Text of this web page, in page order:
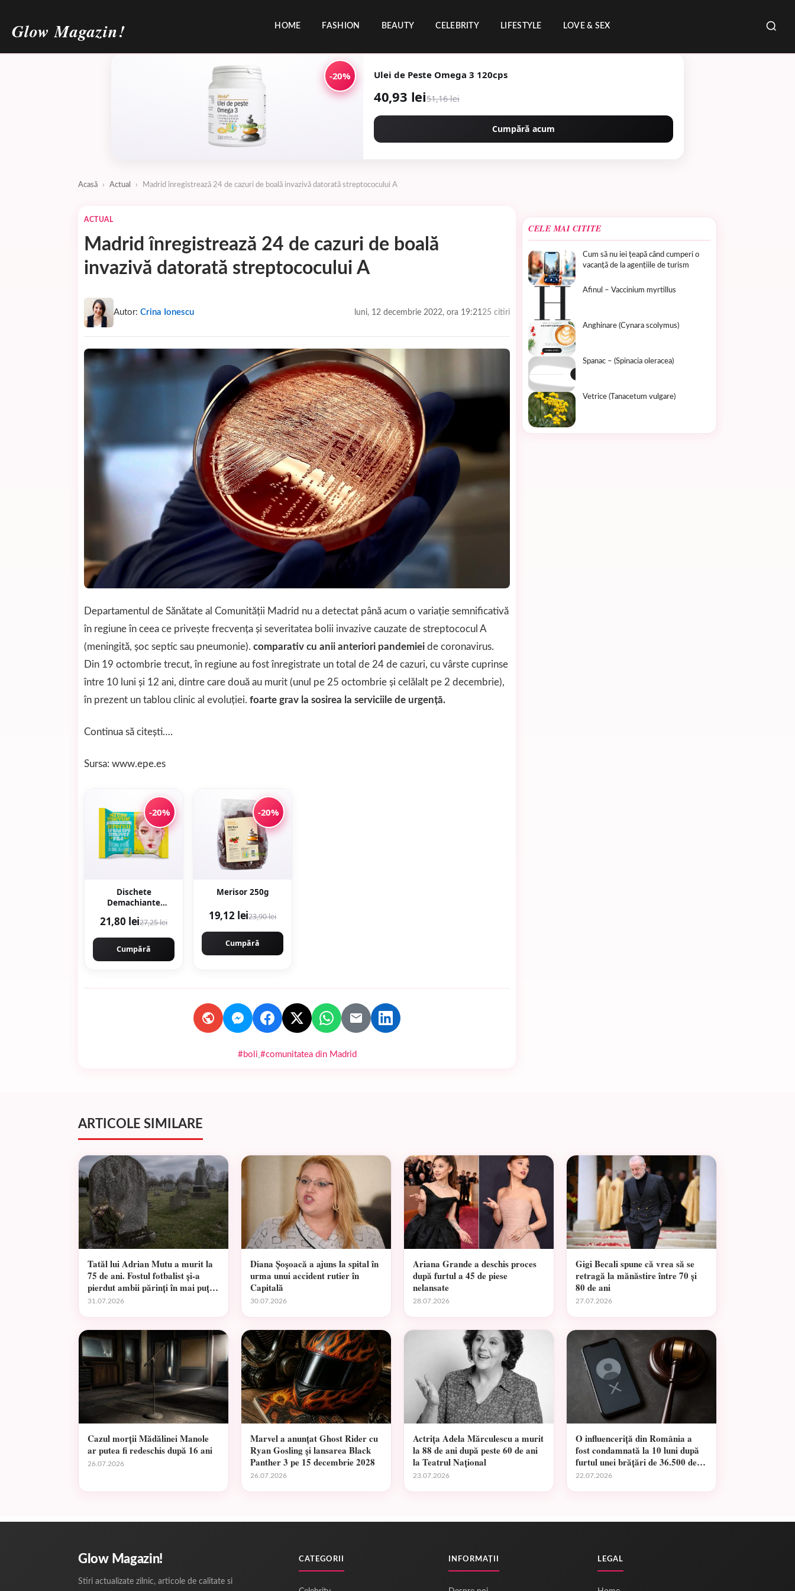
Glow Magazin! HOME FASHION BEAUTY CELEBRITY LIFESTYLE LOVE & SEX
-20% Ulei de Peste Omega 3 120cps
40,93 lei51,16 lei
Cumpără acum
Acasă › Actual › Madrid înregistrează 24 de cazuri de boală invazivă datorată streptococului A
ACTUAL
Madrid înregistrează 24 de cazuri de boală
invazivă datorată streptococului A
Autor: Crina Ionescu luni, 12 decembrie 2022, ora 19:2125 citiri
Departamentul de Sănătate al Comunităţii Madrid nu a detectat până acum o variaţie semnificativă
în regiune în ceea ce priveşte frecvenţa şi severitatea bolii invazive cauzate de streptococul A
(meningită, şoc septic sau pneumonie). comparativ cu anii anteriori pandemiei de coronavirus.
Din 19 octombrie trecut, în regiune au fost înregistrate un total de 24 de cazuri, cu vârste cuprinse
între 10 luni și 12 ani, dintre care două au murit (unul pe 25 octombrie și celălalt pe 2 decembrie),
în prezent un tablou clinic al evoluției. foarte grav la sosirea la serviciile de urgență.
Continua să citești….
Sursa: www.epe.es
-20%
Dischete
Demachiante
Stress Relieving
21,80 lei27,25 lei
Cumpără
-20%
Merisor 250g
19,12 lei23,90 lei
Cumpără
#boli,#comunitatea din Madrid
CELE MAI CITITE
Cum să nu iei țeapă când cumperi o
vacanță de la agențiile de turism
Afinul – Vaccinium myrtillus
Anghinare (Cynara scolymus)
Spanac – (Spinacia oleracea)
Vetrice (Tanacetum vulgare)
ARTICOLE SIMILARE
Tatăl lui Adrian Mutu a murit la
75 de ani. Fostul fotbalist și-a
pierdut ambii părinți în mai puțin
de un an
31.07.2026
Diana Șoșoacă a ajuns la spital în
urma unui accident rutier în
Capitală
30.07.2026
Ariana Grande a deschis proces
după furtul a 45 de piese
nelansate
28.07.2026
Gigi Becali spune că vrea să se
retragă la mănăstire între 70 și
80 de ani
27.07.2026
Cazul morții Mădălinei Manole
ar putea fi redeschis după 16 ani
26.07.2026
Marvel a anunțat Ghost Rider cu
Ryan Gosling și lansarea Black
Panther 3 pe 15 decembrie 2028
26.07.2026
Actrița Adela Mărculescu a murit
la 88 de ani după peste 60 de ani
la Teatrul Național
23.07.2026
O influenceriță din România a
fost condamnată la 10 luni după
furtul unei brățări de 36.500 de
euro
22.07.2026
Glow Magazin!
Stiri actualizate zilnic, articole de calitate si
CATEGORII INFORMAȚII LEGAL